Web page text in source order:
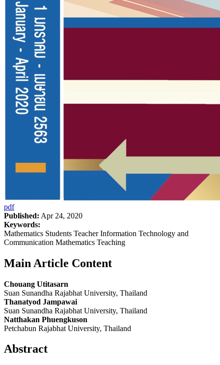
pdf
Published: Apr 24, 2020
Keywords:
Mathematics Students Teacher Information Technology and
Communication Mathematics Teaching
Main Article Content
Chouang Utitasarn
Suan Sunandha Rajabhat University, Thailand
Thanatyod Jampawai
Suan Sunandha Rajabhat University, Thailand
Natthakan Phuengkuson
Petchabun Rajabhat University, Thailand
Abstract